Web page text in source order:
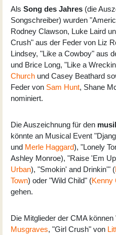
Als Song des Jahres (die
Songschreiber) wurden
Rodney Clawson, Luke Laird
Crush" aus der Feder von Liz
Lindsey, "Like a Cowboy" aus
und Brice Long, "Like a
Church und Casey Beathard
Feder von Sam Hunt, Shane
nominiert.
Die Auszeichnung für den
könnte an Musical Event
und Merle Haggard), "Lonely
Ashley Monroe), "Raise 'Em
Urban), "Smokin' and Drinkin'" (
Town) oder "Wild Child" (Kenny
gehen.
Die Mitglieder der CMA
Musgraves, "Girl Crush" von